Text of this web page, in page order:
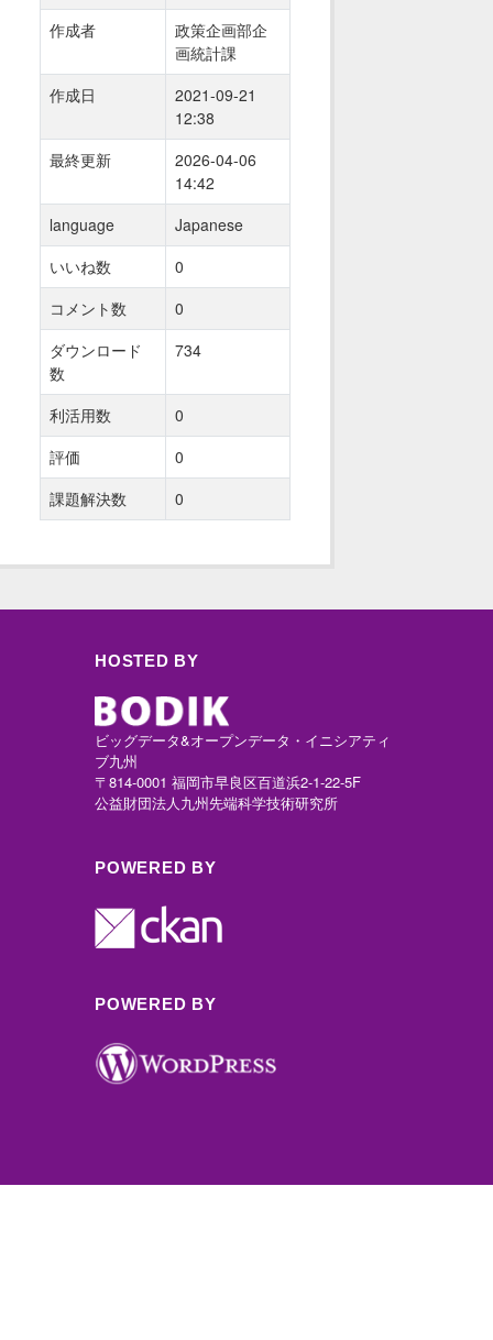
作成者
政策企画部企
画統計課
作成日
2021-09-21
12:38
最終更新
2026-04-06
14:42
language
Japanese
いいね数
0
コメント数
0
ダウンロード
数
734
利活用数
0
評価
0
課題解決数
0
HOSTED BY
ビッグデータ&オープンデータ・イニシアティ
ブ九州
〒814-0001 福岡市早良区百道浜2-1-22-5F
公益財団法人九州先端科学技術研究所
POWERED BY
POWERED BY